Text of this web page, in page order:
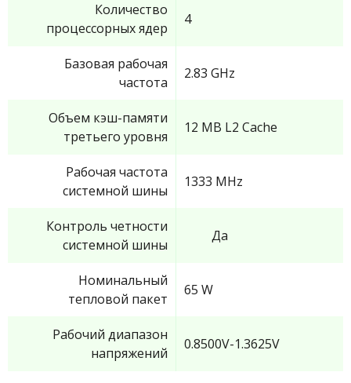
Количество
процессорных ядер
4
Базовая рабочая
частота
2.83 GHz
Объем кэш-памяти
третьего уровня
12 MB L2 Cache
Рабочая частота
системной шины
1333 MHz
Контроль четности
системной шины
Да
Номинальный
тепловой пакет
65 W
Рабочий диапазон
напряжений
0.8500V-1.3625V